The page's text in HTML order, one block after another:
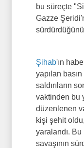
bu süreçte
Gazze
Şihab'ın
yapılan
saldırıların
vaktinden bu
düzenlenen
kişi şehit
yaralandı. Bu
savaşının